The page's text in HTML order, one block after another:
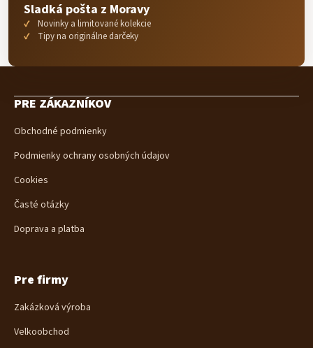
Sladká pošta z Moravy
Novinky a limitované kolekcie
Tipy na originálne darčeky
PRE ZÁKAZNÍKOV
Obchodné podmienky
Podmienky ochrany osobných údajov
Cookies
Časté otázky
Doprava a platba
Pre firmy
Zakázková výroba
Velkoobchod